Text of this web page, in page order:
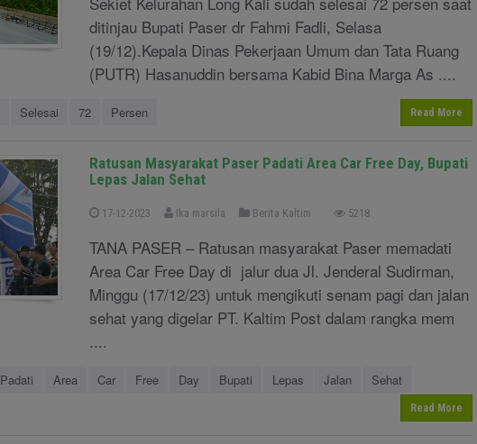
ditinjau Bupati Paser dr Fahmi Fadli, Selasa
(19/12).Kepala Dinas Pekerjaan Umum dan Tata Ruang
(PUTR) Hasanuddin bersama Kabid Bina Marga As ....
Selesai 72 Persen Read More
Ratusan Masyarakat Paser Padati Area Car Free Day, Bupati
Lepas Jalan Sehat
17-12-2023 Ika marsila Berita Kaltim 5218
TANA PASER – Ratusan masyarakat Paser memadati
Area Car Free Day di jalur dua Jl. Jenderal Sudirman,
Minggu (17/12/23) untuk mengikuti senam pagi dan jalan
sehat yang digelar PT. Kaltim Post dalam rangka mem
....
Padati Area Car Free Day Bupati Lepas Jalan Sehat
Read More